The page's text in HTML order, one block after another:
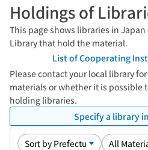
Holdings of
This page shows libraries in
Library that hold the material.
List of Cooperating
Please contact your local library
materials or whether it is possible
holding libraries.
Specify a library